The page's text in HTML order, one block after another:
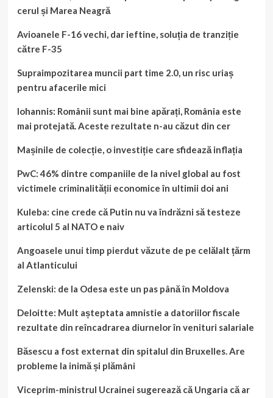
cerul și Marea Neagră
Avioanele F-16 vechi, dar ieftine, soluția de tranziție
către F-35
Supraimpozitarea muncii part time 2.0, un risc uriaș
pentru afacerile mici
Iohannis: Românii sunt mai bine apărați, România este
mai protejată. Aceste rezultate n-au căzut din cer
Mașinile de colecție, o investiție care sfidează inflația
PwC: 46% dintre companiile de la nivel global au fost
victimele criminalității economice în ultimii doi ani
Kuleba: cine crede că Putin nu va îndrăzni să testeze
articolul 5 al NATO e naiv
Angoasele unui timp pierdut văzute de pe celălalt țărm
al Atlanticului
Zelenski: de la Odesa este un pas până în Moldova
Deloitte: Mult așteptata amnistie a datoriilor fiscale
rezultate din reîncadrarea diurnelor în venituri salariale
Băsescu a fost externat din spitalul din Bruxelles. Are
probleme la inimă și plămâni
Viceprim-ministrul Ucrainei sugerează că Ungaria că ar